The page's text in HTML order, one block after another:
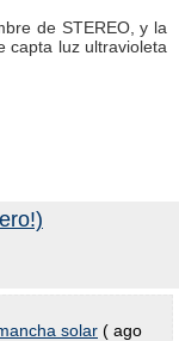
de STEREO, y la
capta luz ultravioleta
solar ( ago